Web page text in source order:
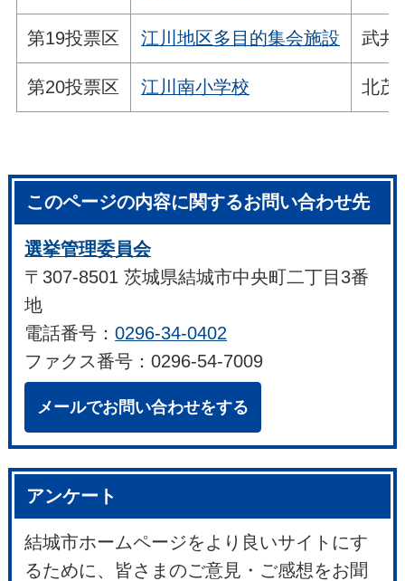
第19投票区 江川地区多目的集会施設 武井
第20投票区 江川南小学校 北茂
このページの内容に関するお問い合わせ先
選挙管理委員会
〒307-8501 茨城県結城市中央町二丁目3番
地
電話番号：0296-34-0402
ファクス番号：0296-54-7009
メールでお問い合わせをする
アンケート
結城市ホームページをより良いサイトにす
るために、皆さまのご意見・ご感想をお聞